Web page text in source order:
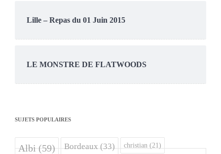
Lille – Repas du 01 Juin 2015
LE MONSTRE DE FLATWOODS
SUJETS POPULAIRES
Albi(59) Bordeaux(33) christian (21)